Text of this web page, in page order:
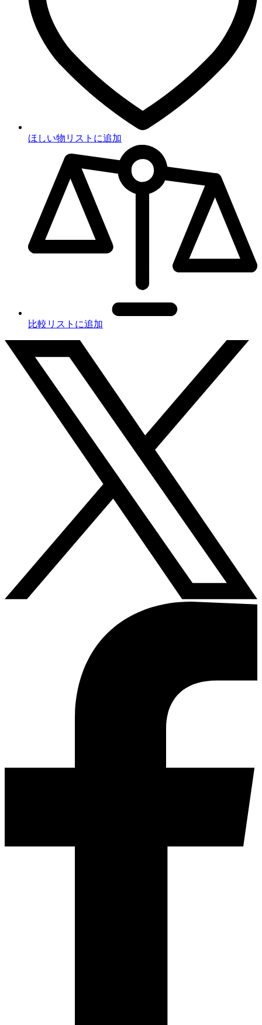
ほしい物リストに追加
比較リストに追加